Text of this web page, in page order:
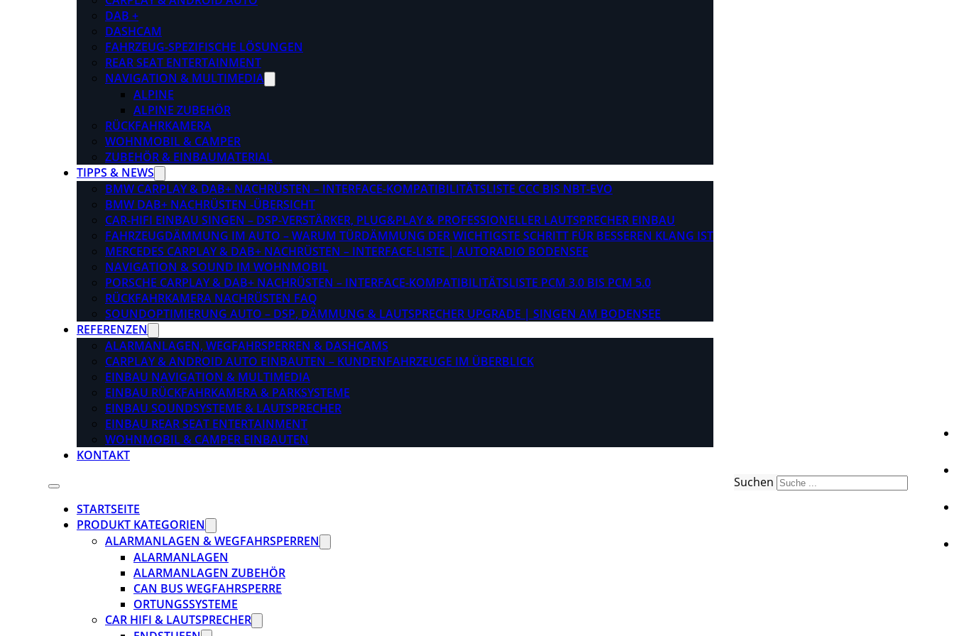
DAB +
DASHCAM
FAHRZEUG-SPEZIFISCHE LÖSUNGEN
REAR SEAT ENTERTAINMENT
NAVIGATION & MULTIMEDIA
ALPINE
ALPINE ZUBEHÖR
RÜCKFAHRKAMERA
WOHNMOBIL & CAMPER
ZUBEHÖR & EINBAUMATERIAL
TIPPS & NEWS
BMW CARPLAY & DAB+ NACHRÜSTEN – INTERFACE-KOMPATIBILITÄTSLISTE CCC BIS NBT-EVO
BMW DAB+ NACHRÜSTEN -ÜBERSICHT
CAR-HIFI EINBAU SINGEN – DSP-VERSTÄRKER, PLUG&PLAY & PROFESSIONELLER LAUTSPRECHER EINBAU
FAHRZEUGDÄMMUNG IM AUTO – WARUM TÜRDÄMMUNG DER WICHTIGSTE SCHRITT FÜR BESSEREN KLANG IST
MERCEDES CARPLAY & DAB+ NACHRÜSTEN – INTERFACE-LISTE | AUTORADIO BODENSEE
NAVIGATION & SOUND IM WOHNMOBIL
PORSCHE CARPLAY & DAB+ NACHRÜSTEN – INTERFACE-KOMPATIBILITÄTSLISTE PCM 3.0 BIS PCM 5.0
RÜCKFAHRKAMERA NACHRÜSTEN FAQ
SOUNDOPTIMIERUNG AUTO – DSP, DÄMMUNG & LAUTSPRECHER UPGRADE | SINGEN AM BODENSEE
REFERENZEN
ALARMANLAGEN, WEGFAHRSPERREN & DASHCAMS
CARPLAY & ANDROID AUTO EINBAUTEN – KUNDENFAHRZEUGE IM ÜBERBLICK
EINBAU NAVIGATION & MULTIMEDIA
EINBAU RÜCKFAHRKAMERA & PARKSYSTEME
EINBAU SOUNDSYSTEME & LAUTSPRECHER
EINBAU REAR SEAT ENTERTAINMENT
WOHNMOBIL & CAMPER EINBAUTEN
KONTAKT
STARTSEITE
PRODUKT KATEGORIEN
ALARMANLAGEN & WEGFAHRSPERREN
ALARMANLAGEN
ALARMANLAGEN ZUBEHÖR
CAN BUS WEGFAHRSPERRE
ORTUNGSSYSTEME
CAR HIFI & LAUTSPRECHER
Suchen